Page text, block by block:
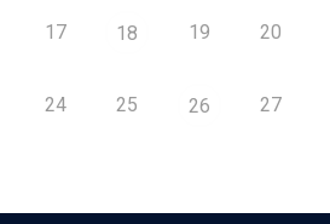
17 18 19 20
24 25 26 27